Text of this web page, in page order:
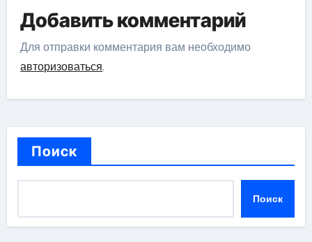
огромным вкладом в развитие
исторической науки
Добавить комментарий
Для отправки комментария вам необходимо
авторизоваться.
Поиск
Поиск